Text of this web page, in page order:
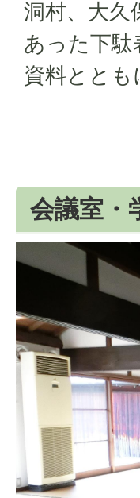
洞村、大久
あった下
資料ととも
会議室・